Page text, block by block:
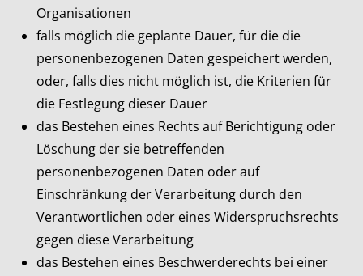
Organisationen
falls möglich die geplante Dauer, für die die
personenbezogenen Daten gespeichert werden,
oder, falls dies nicht möglich ist, die Kriterien für
die Festlegung dieser Dauer
das Bestehen eines Rechts auf Berichtigung oder
Löschung der sie betreffenden
personenbezogenen Daten oder auf
Einschränkung der Verarbeitung durch den
Verantwortlichen oder eines Widerspruchsrechts
gegen diese Verarbeitung
das Bestehen eines Beschwerderechts bei einer